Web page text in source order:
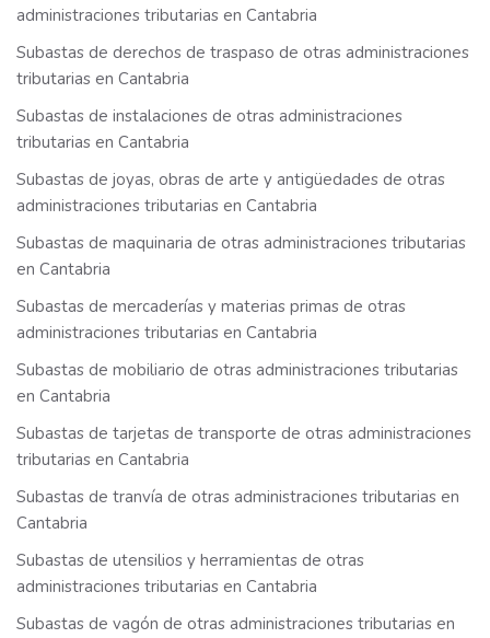
administraciones tributarias en Cantabria
Subastas de derechos de traspaso de otras administraciones
tributarias en Cantabria
Subastas de instalaciones de otras administraciones
tributarias en Cantabria
Subastas de joyas, obras de arte y antigüedades de otras
administraciones tributarias en Cantabria
Subastas de maquinaria de otras administraciones tributarias
en Cantabria
Subastas de mercaderías y materias primas de otras
administraciones tributarias en Cantabria
Subastas de mobiliario de otras administraciones tributarias
en Cantabria
Subastas de tarjetas de transporte de otras administraciones
tributarias en Cantabria
Subastas de tranvía de otras administraciones tributarias en
Cantabria
Subastas de utensilios y herramientas de otras
administraciones tributarias en Cantabria
Subastas de vagón de otras administraciones tributarias en